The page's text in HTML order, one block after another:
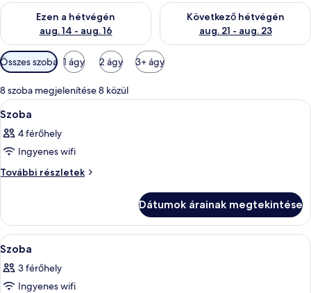
Ezen a hétvégén
aug. 14 - aug. 16
A mostani hétvégi rendelkezésre állás ellenőrzése: aug. 14 -
Következő hétvégén
aug. 21 - aug. 23
A következő hétvégi
Szobákhoz
rendelkezésre
álló
szűrők
Összes szoba 1 ágy 2 ágy 3+ ágy
8 szoba megjelenítése 8 közül
A
következő
szoba
összes
képének
Egy szállodai szoba, amelyben
8
Szoba
4 férőhely
Ingyenes wifi
További részletek
Szoba
Dátumok árainak megtekintése
A
következő
szoba
összes
Egy szállodai szoba, amelyben
6
Szoba
3 férőhely
Ingyenes wifi